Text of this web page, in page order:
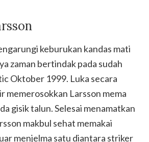
keburukan kandas mati
zaman bertindak pada sudah
Oktober 1999. Luka secara
memerosokkan Larsson mema
gisik talun. Selesai menamatkan
makbul sehat memakai
menjelma satu diantara striker